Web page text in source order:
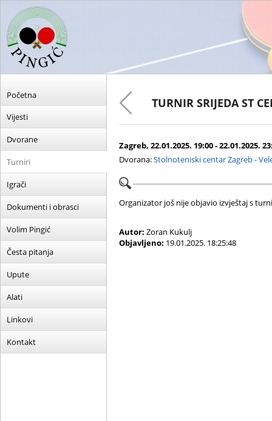
Početna
Vijesti
Dvorane
Turniri
Igrači
Dokumenti i obrasci
Volim Pingić
Česta pitanja
Upute
Alati
Linkovi
Kontakt
TURNIR SRIJEDA ST
Zagreb, 22.01.2025. 19:00 - 22.01.2025.
Dvorana:Stolnoteniski centar Zagreb -
Organizator još nije objavio izvještaj s
Autor: Zoran Kukulj
Objavljeno: 19.01.2025. 18:25:48